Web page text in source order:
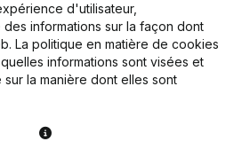
d'utilisateur,
informations sur la façon dont
La politique en matière de cookies
informations sont visées et
la manière dont elles sont
Monitoring
Recherche internationale
Prospection